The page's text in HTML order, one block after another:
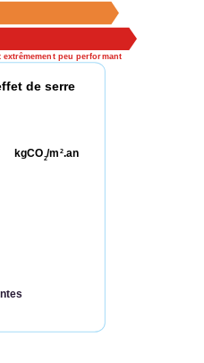
extrêmement peu performant
de serre
kgCO2/m 2.an